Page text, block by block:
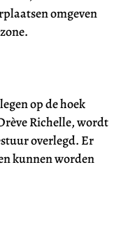
omgeven
op de hoek
Richelle, wordt
overlegd. Er
kunnen worden